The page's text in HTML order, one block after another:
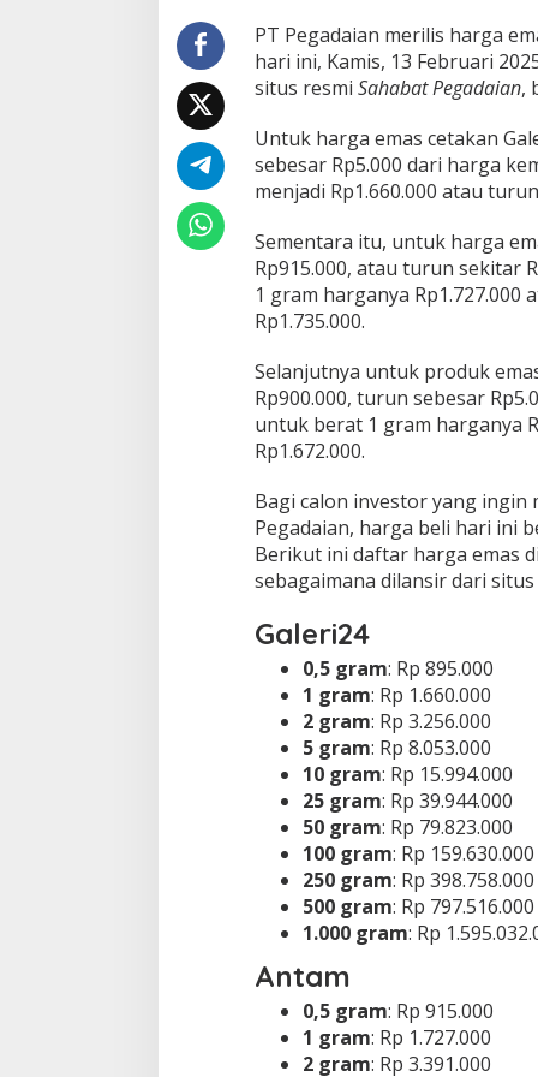
m
,
U
&
G
a
e
r
i
2
4
o
m
p
a
k
u
u
n
PT Pegadaian merilis harga
hari ini, Kamis, 13 Februari
situs resmi Sahabat Pegadaian,
Untuk harga emas cetakan
sebesar Rp5.000 dari harga
menjadi Rp1.660.000 atau
Sementara itu, untuk harga
Rp915.000, atau turun sekitar
1 gram harganya
Rp1.735.000.
Selanjutnya untuk produk
Rp900.000, turun sebesar
untuk berat 1 gram harganya
Rp1.672.000.
Bagi calon investor yang ingin
Pegadaian, harga beli hari ini
Berikut ini daftar harga emas
sebagaimana dilansir dari situs
Galeri24
0,5 gram: Rp 895.000
1 gram: Rp 1.660.000
2 gram: Rp 3.256.000
5 gram: Rp 8.053.000
10 gram: Rp 15.994.000
25 gram: Rp 39.944.000
50 gram: Rp 79.823.000
100 gram: Rp 159.630.000
250 gram: Rp 398.758.000
500 gram: Rp 797.516.000
1.000 gram: Rp
Antam
0,5 gram: Rp 915.000
1 gram: Rp 1.727.000
2 gram: Rp 3.391.000